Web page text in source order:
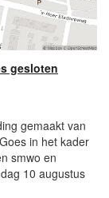
gesloten
gemaakt van
in het kader
smwo en
10 augustus